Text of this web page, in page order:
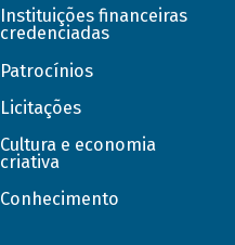
Instituições financeiras
credenciadas
Patrocínios
Licitações
Cultura e economia
criativa
Conhecimento